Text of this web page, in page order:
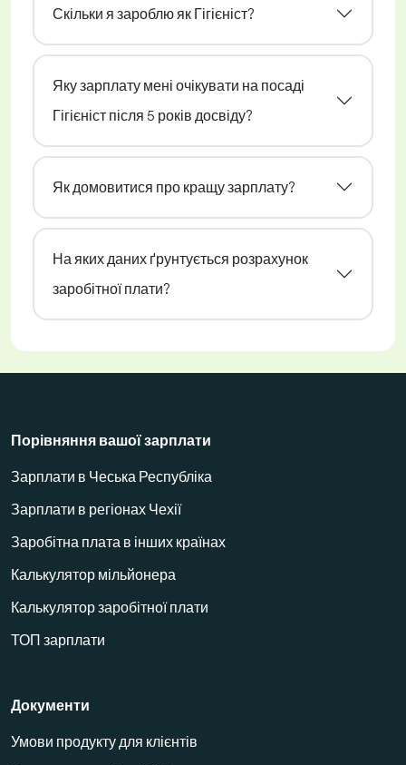
Скільки я зароблю як Гігієніст?
Яку зарплату мені очікувати на посаді
Гігієніст після 5 років досвіду?
Як домовитися про кращу зарплату?
На яких даних ґрунтується розрахунок
заробітної плати?
Порівняння вашої зарплати
Зарплати в Чеська Республіка
Зарплати в регіонах Чехії
Заробітна плата в інших країнах
Калькулятор мільйонера
Калькулятор заробітної плати
ТОП зарплати
Документи
Умови продукту для клієнтів